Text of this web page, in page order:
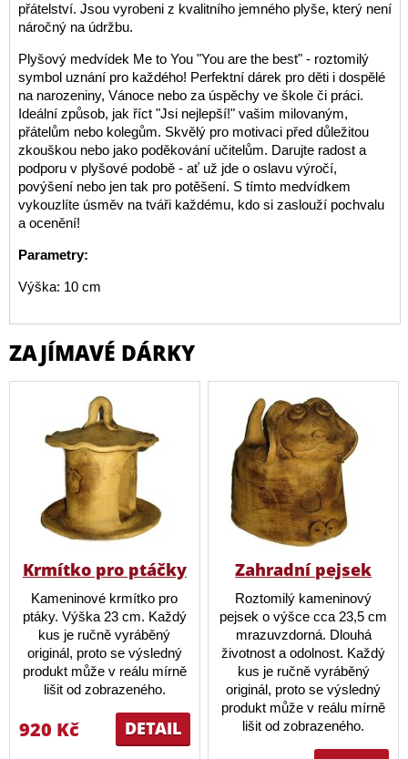
přátelství. Jsou vyrobeni z kvalitního jemného plyše, který není
náročný na údržbu.
Plyšový medvídek Me to You "You are the best" - roztomilý
symbol uznání pro každého! Perfektní dárek pro děti i dospělé
na narozeniny, Vánoce nebo za úspěchy ve škole či práci.
Ideální způsob, jak říct "Jsi nejlepší!" vašim milovaným,
přátelům nebo kolegům. Skvělý pro motivaci před důležitou
zkouškou nebo jako poděkování učitelům. Darujte radost a
podporu v plyšové podobě - ať už jde o oslavu výročí,
povýšení nebo jen tak pro potěšení. S tímto medvídkem
vykouzlíte úsměv na tváři každému, kdo si zaslouží pochvalu
a ocenění!
Parametry:
Výška: 10 cm
ZAJÍMAVÉ DÁRKY
Krmítko pro ptáčky
Kameninové krmítko pro
ptáky. Výška 23 cm. Každý
kus je ručně vyráběný
originál, proto se výsledný
produkt může v reálu mírně
lišit od zobrazeného.
DETAIL
920 Kč
Zahradní pejsek
Roztomilý kameninový
pejsek o výšce cca 23,5 cm
mrazuvzdorná. Dlouhá
životnost a odolnost. Každý
kus je ručně vyráběný
originál, proto se výsledný
produkt může v reálu mírně
lišit od zobrazeného.